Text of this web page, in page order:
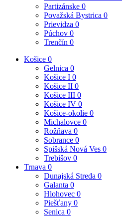
Partizánske 0
Považská Bystrica 0
Prievidza 0
Púchov 0
Trenčín 0
Košice 0
Gelnica 0
Košice I 0
Košice II 0
Košice III 0
Košice IV 0
Košice-okolie 0
Michalovce 0
Rožňava 0
Sobrance 0
Spišská Nová Ves 0
Trebišov 0
Trnava 0
Dunajská Streda 0
Galanta 0
Hlohovec 0
Piešťany 0
Senica 0